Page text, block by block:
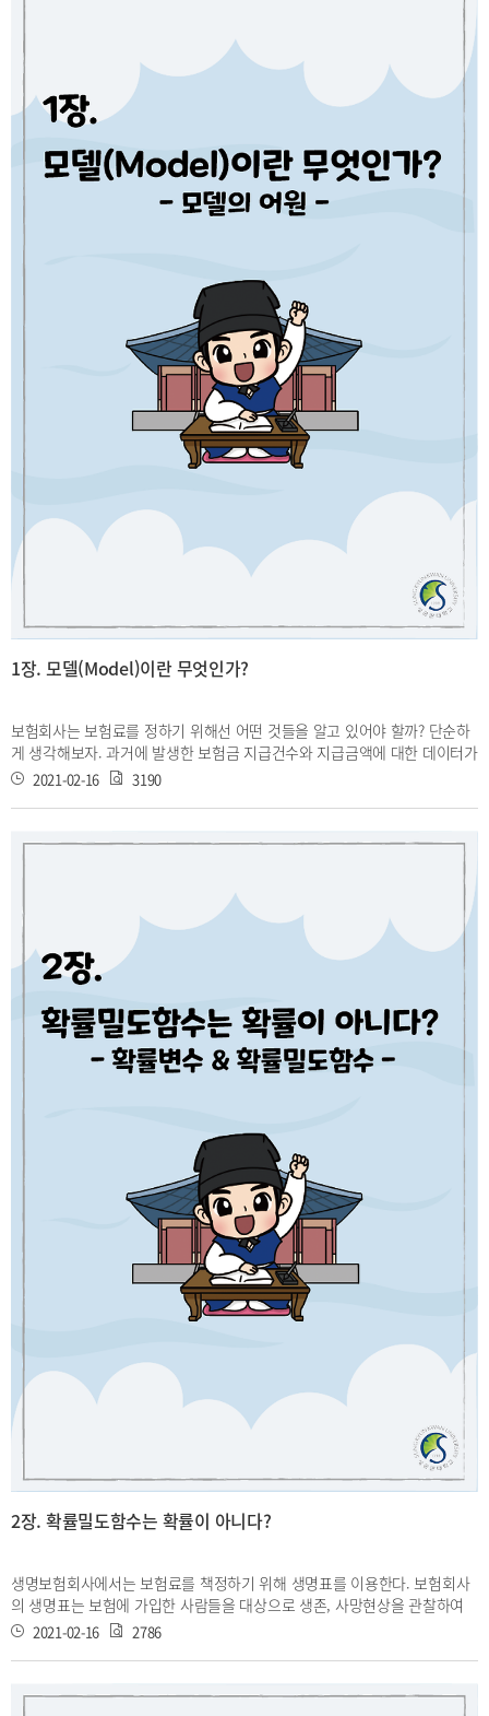
암진단율은 최근 3년의 데이터를 포함하지 않기 떄문에 보험회사는 최신화
의 필요성을 느낄 것이다. 그렇다면 최근 3년간의 데이터로만 산출한 암진단
율을 사용하는 것은 괜찮을까? 이는 3년 전보다 더 오래된 과거의 데이터를
전혀 고려하지 않는다. 실제 암진단율 예측에는 과거의 암진단율과 최신 데
이터로 구한 암진단율의 가중평균을 사용하고, 이를 참고하여 보험료를 수정
하는 것이다. 이번 시간에는 과거의 위험률과 경험 위험률에 대한 가중치인
신뢰도에 대해 배울것이다. 신뢰도를 구하는 대표적인 방법으로는 Partial
Credibility, Greatest Accuracy Credibility, 그리고 Buhlmann Credibility
가 있다.
1장. 모델(Model)이란 무엇인가?
보험회사는 보험료를 정하기 위해선 어떤 것들을 알고 있어야 할까? 단순하
게 생각해보자. 과거에 발생한 보험금 지급건수와 지급금액에 대한 데이터가
있다면 보험료를 산정하기 보다 수월할 것이다. 좀 더 복잡하게 생각해 본다
한다. 하지만 더 중요한 건, 이 현상들을 다른 사람들과 의사소통이 가능하게
끔 표현하는 것이다. 남들을 이해시키기 위해선 표현은 간단명료 해야 한다.
배우게 된다. 책의 정의를 통해 모델에 대해 자세히 알아보자.
2021-02-16 3190
2장. 확률밀도함수는 확률이 아니다?
생명보험회사에서는 보험료를 책정하기 위해 생명표를 이용한다. 보험회사
의 생명표는 보험에 가입한 사람들을 대상으로 생존, 사망현상을 관찰하여
작성한 통계표를 의미하며 연령별 사망률, 기대수명, 잔여수명 등을 나타낸
2021-02-16 2786